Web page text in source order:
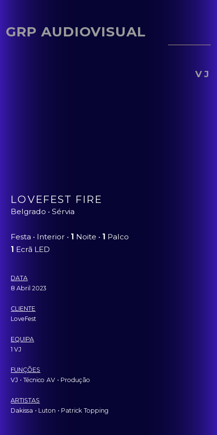
GRP AUDIOVISUAL
VJ
LOVEFEST FIRE
Belgrado • Sérvia
Festa • Interior • 1 Noite • 1 Palco
1 Ecrã LED
DATA
8 Abril 2023
CLIENTE
LoveFest
EQUIPA
1 VJ
FUNÇÕES
VJ • Técnico ˍAV • Produção
ARTISTAS
Dakissa • Luton • Patrick ˍTopping